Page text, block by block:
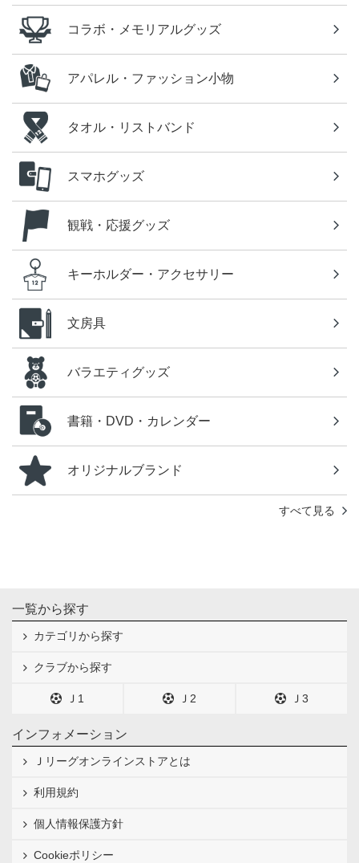
コラボ・メモリアルグッズ
アパレル・ファッション小物
タオル・リストバンド
スマホグッズ
観戦・応援グッズ
キーホルダー・アクセサリー
文房具
バラエティグッズ
書籍・DVD・カレンダー
オリジナルブランド
すべて見る
一覧から探す
カテゴリから探す
クラブから探す
Ｊ1 Ｊ2 Ｊ3
インフォメーション
Ｊリーグオンラインストアとは
利用規約
個人情報保護方針
Cookieポリシー